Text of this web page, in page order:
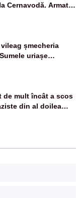
Cernavodă. Armata
va devia apa
șmecheria
uriașe
de mult încât a scos
din al doilea